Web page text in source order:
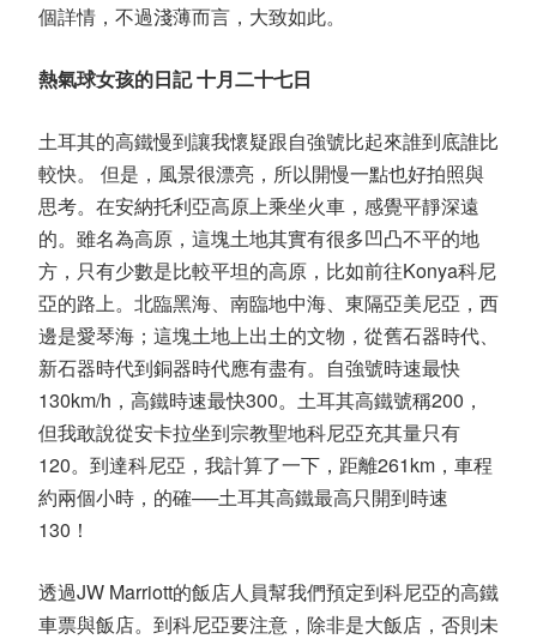
個詳情，不過淺薄而言，大致如此。
熱氣球女孩的日記 十月二十七日
土耳其的高鐵慢到讓我懷疑跟自強號比起來誰到底誰比
較快。 但是，風景很漂亮，所以開慢一點也好拍照與
思考。在安納托利亞高原上乘坐火車，感覺平靜深遠
的。雖名為高原，這塊土地其實有很多凹凸不平的地
方，只有少數是比較平坦的高原，比如前往Konya科尼
亞的路上。北臨黑海、南臨地中海、東隔亞美尼亞，西
邊是愛琴海；這塊土地上出土的文物，從舊石器時代、
新石器時代到銅器時代應有盡有。自強號時速最快
130km/h，高鐵時速最快300。土耳其高鐵號稱200，
但我敢說從安卡拉坐到宗教聖地科尼亞充其量只有
120。到達科尼亞，我計算了一下，距離261km，車程
約兩個小時，的確──土耳其高鐵最高只開到時速
130！
透過JW Marriott的飯店人員幫我們預定到科尼亞的高鐵
車票與飯店。到科尼亞要注意，除非是大飯店，否則未